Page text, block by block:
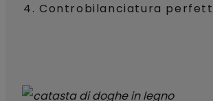
Controbilanciatura